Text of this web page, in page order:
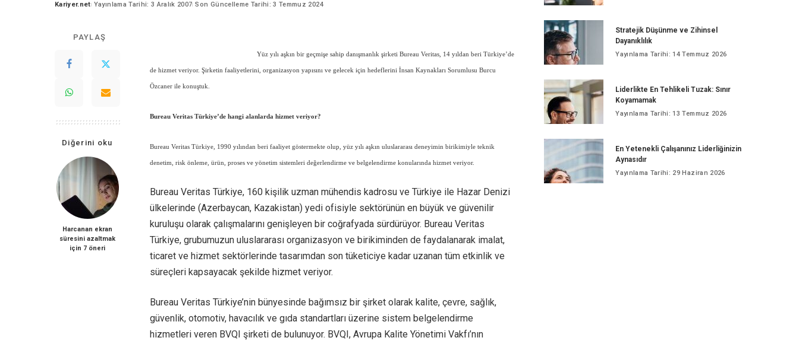
Posted
Kariyer.net Yayınlama Tarihi: 3 Aralık 2007 Son Güncelleme Tarihi: 3 Temmuz 2024
PAYLAŞ
Diğerini oku
Harcanan ekran
süresini azaltmak
için 7 öneri
Yüz yılı aşkın bir geçmişe sahip danışmanlık şirketi Bureau Veritas, 14 yıldan beri Türkiye’de
de hizmet veriyor. Şirketin faaliyetlerini, organizasyon yapısını ve gelecek için hedeflerini İnsan Kaynakları Sorumlusu Burcu
Özcaner ile konuştuk.
Bureau Veritas Türkiye’de hangi alanlarda hizmet veriyor?
Bureau Veritas Türkiye, 1990 yılından beri faaliyet göstermekte olup, yüz yılı aşkın uluslararası deneyimin birikimiyle teknik
denetim, risk önleme, ürün, proses ve yönetim sistemleri değerlendirme ve belgelendirme konularında hizmet veriyor.
Bureau Veritas Türkiye, 160 kişilik uzman mühendis kadrosu ve Türkiye ile Hazar Denizi
ülkelerinde (Azerbaycan, Kazakistan) yedi ofisiyle sektörünün en büyük ve güvenilir
kuruluşu olarak çalışmalarını genişleyen bir coğrafyada sürdürüyor. Bureau Veritas
Türkiye, grubumuzun uluslararası organizasyon ve birikiminden de faydalanarak imalat,
ticaret ve hizmet sektörlerinde tasarımdan son tüketiciye kadar uzanan tüm etkinlik ve
süreçleri kapsayacak şekilde hizmet veriyor.
Bureau Veritas Türkiye’nin bünyesinde bağımsız bir şirket olarak kalite, çevre, sağlık,
güvenlik, otomotiv, havacılık ve gıda standartları üzerine sistem belgelendirme
hizmetleri veren BVQI şirketi de bulunuyor. BVQI, Avrupa Kalite Yönetimi Vakfı’nın
Stratejik Düşünme ve Zihinsel
Dayanıklılık
Yayınlama Tarihi: 14 Temmuz 2026
Liderlikte En Tehlikeli Tuzak: Sınır
Koyamamak
Yayınlama Tarihi: 13 Temmuz 2026
En Yetenekli Çalışanınız Liderliğinizin
Aynasıdır
Yayınlama Tarihi: 29 Haziran 2026